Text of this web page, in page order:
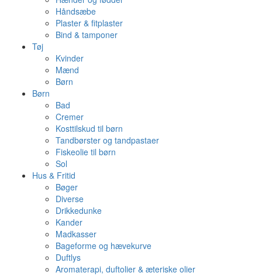
Håndsæbe
Plaster & fitplaster
Bind & tamponer
Tøj
Kvinder
Mænd
Børn
Børn
Bad
Cremer
Kosttilskud til børn
Tandbørster og tandpastaer
Fiskeolie til børn
Sol
Hus & Fritid
Bøger
Diverse
Drikkedunke
Kander
Madkasser
Bageforme og hævekurve
Duftlys
Aromaterapi, duftolier & æteriske olier